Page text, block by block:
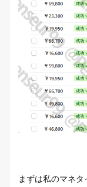
まずは私のマネタ